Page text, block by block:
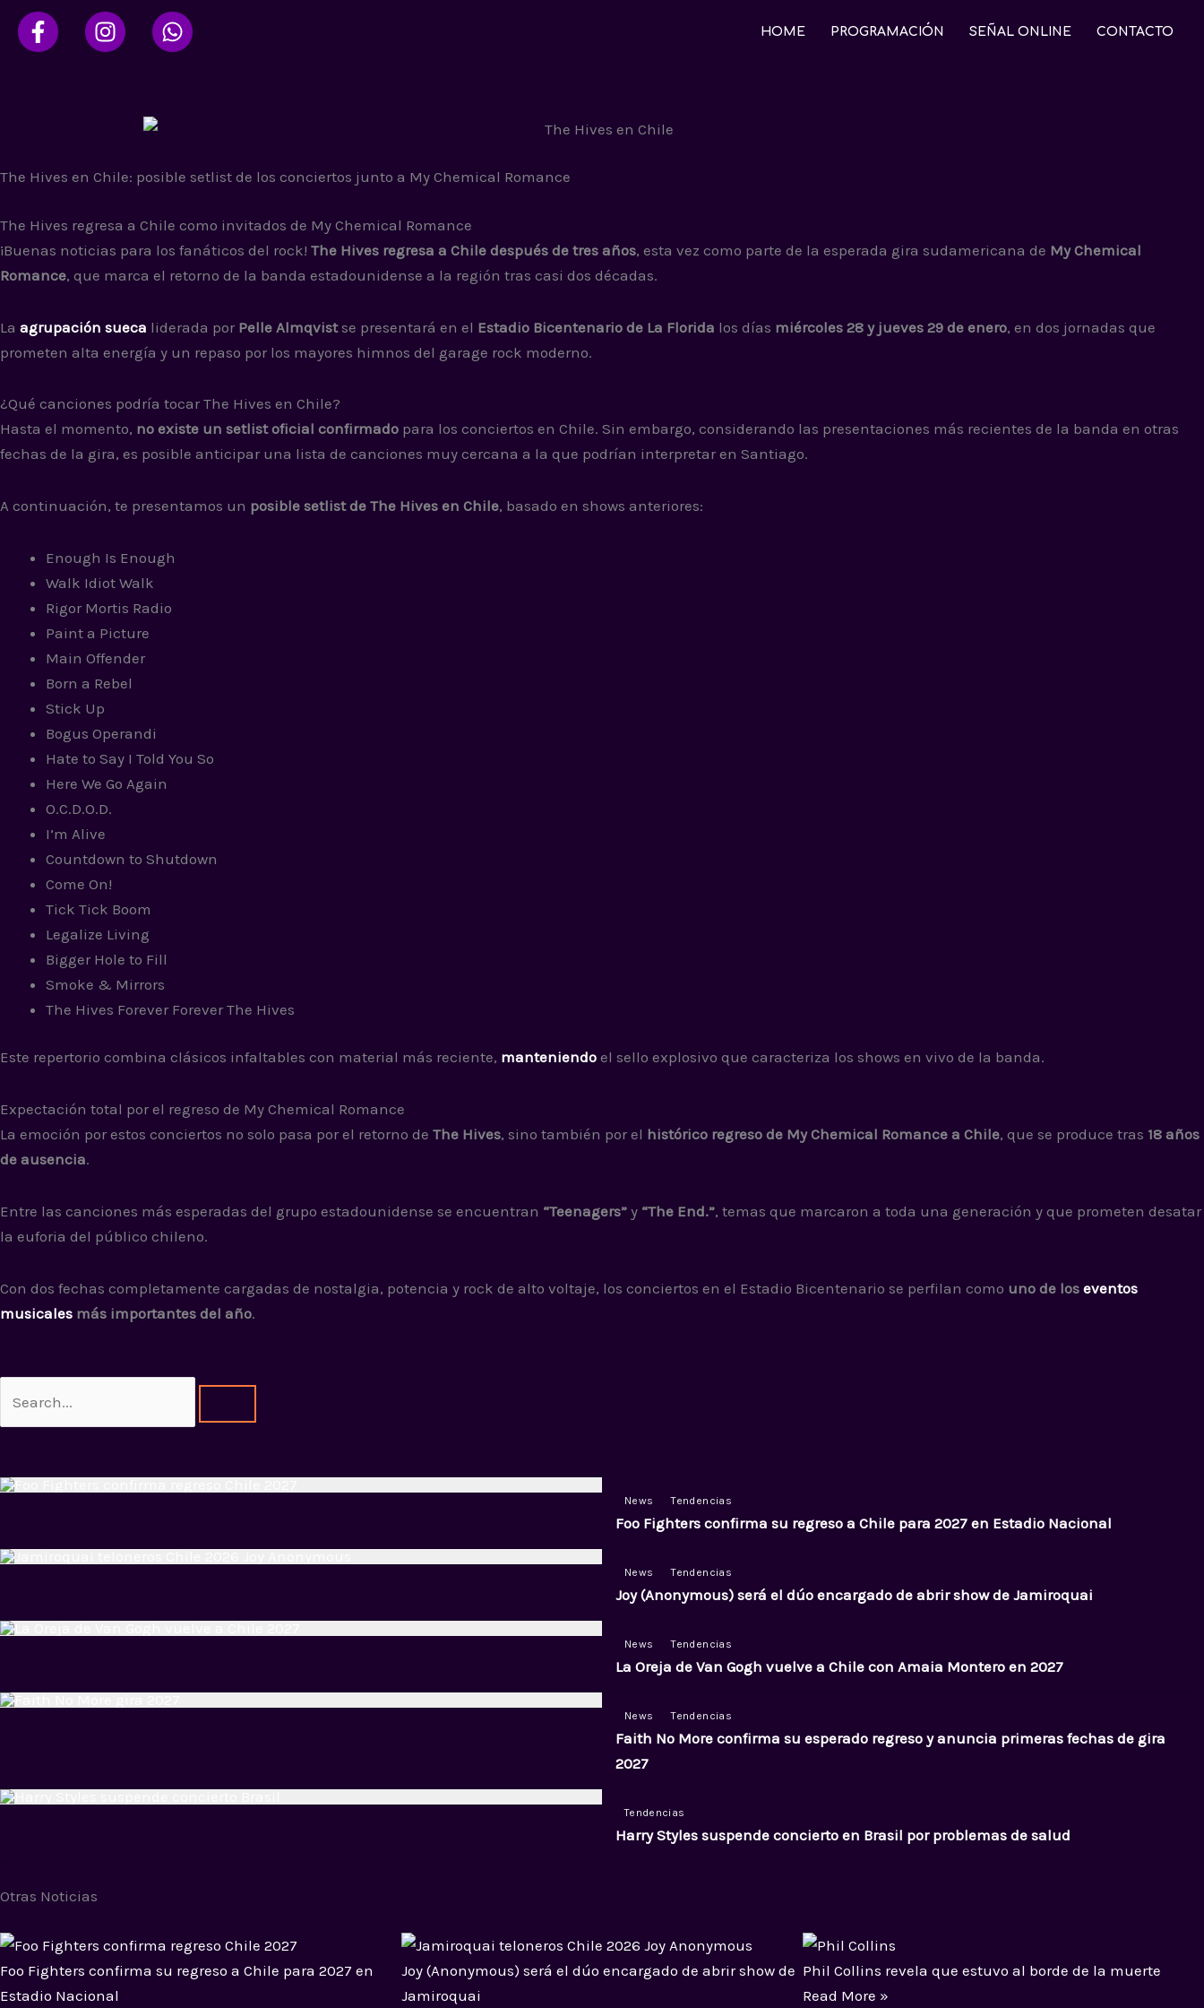
HOME PROGRAMACIÓN SEÑAL ONLINE CONTACTO
The Hives en Chile: posible setlist de los conciertos junto a My Chemical Romance
The Hives regresa a Chile como invitados de My Chemical Romance
¡Buenas noticias para los fanáticos del rock! The Hives regresa a Chile después de tres años, esta vez como parte de la esperada gira sudamericana de My Chemical
Romance, que marca el retorno de la banda estadounidense a la región tras casi dos décadas.
La agrupación sueca liderada por Pelle Almqvistse presentará en el Estadio Bicentenario de La Florida los días miércoles 28 y jueves 29 de enero, en dos jornadas que
prometen alta energía y un repaso por los mayores himnos del garage rock moderno.
¿Qué canciones podría tocar The Hives en Chile?
Hasta el momento, no existe un setlist oficial confirmado para los conciertos en Chile. Sin embargo, considerando las presentaciones más recientes de la banda en otras
fechas de la gira, es posible anticipar una lista de canciones muy cercana a la que podrían interpretar en Santiago.
A continuación, te presentamos un posible setlist de The Hives en Chile, basado en shows anteriores:
Enough Is Enough
Walk Idiot Walk
Rigor Mortis Radio
Paint a Picture
Main Offender
Born a Rebel
Stick Up
Bogus Operandi
Hate to Say I Told You So
Here We Go Again
O.C.D.O.D.
I’m Alive
Countdown to Shutdown
Come On!
Tick Tick Boom
Legalize Living
Bigger Hole to Fill
Smoke & Mirrors
The Hives Forever Forever The Hives
Este repertorio combina clásicos infaltables con material más reciente, manteniendo el sello explosivo que caracteriza los shows en vivo de la banda.
Expectación total por el regreso de My Chemical Romance
La emoción por estos conciertos no solo pasa por el retorno de The Hives, sino también por el histórico regreso de My Chemical Romance a Chile, que se produce tras 18 años
de ausencia.
Entre las canciones más esperadas del grupo estadounidense se encuentran “Teenagers” y “The End.”, temas que marcaron a toda una generación y que prometen desatar
la euforia del público chileno.
Con dos fechas completamente cargadas de nostalgia, potencia y rock de alto voltaje, los conciertos en el Estadio Bicentenario se perfilan como uno de los eventos
musicales más importantes del año.
News Tendencias
Foo Fighters confirma su regreso a Chile para 2027 en Estadio Nacional
News Tendencias
Joy (Anonymous) será el dúo encargado de abrir show de Jamiroquai
News Tendencias
La Oreja de Van Gogh vuelve a Chile con Amaia Montero en 2027
News Tendencias
Faith No More confirma su esperado regreso y anuncia primeras fechas de gira
2027
Tendencias
Harry Styles suspende concierto en Brasil por problemas de salud
Otras Noticias
Foo Fighters confirma su regreso a Chile para 2027 en
Estadio Nacional
Joy (Anonymous) será el dúo encargado de abrir show de
Jamiroquai
Phil Collins revela que estuvo al borde de la muerte
Read More »